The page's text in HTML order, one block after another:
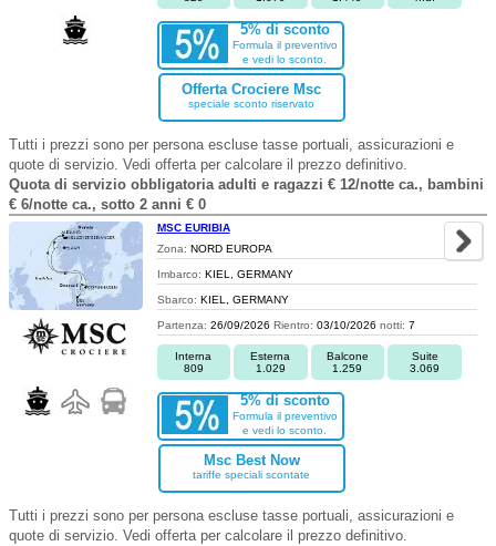
5% di sconto
Formula il preventivo
e vedi lo sconto.
Offerta Crociere Msc
speciale sconto riservato
Tutti i prezzi sono per persona escluse tasse portuali, assicurazioni e
quote di servizio. Vedi offerta per calcolare il prezzo definitivo.
Quota di servizio obbligatoria adulti e ragazzi € 12/notte ca., bambini
€ 6/notte ca., sotto 2 anni € 0
MSC EURIBIA
Zona: NORD EUROPA
Imbarco: KIEL, GERMANY
Sbarco: KIEL, GERMANY
Partenza: 26/09/2026 Rientro: 03/10/2026 notti: 7
Interna
809
Esterna
1.029
Balcone
1.259
Suite
3.069
5% di sconto
Formula il preventivo
e vedi lo sconto.
Msc Best Now
tariffe speciali scontate
Tutti i prezzi sono per persona escluse tasse portuali, assicurazioni e
quote di servizio. Vedi offerta per calcolare il prezzo definitivo.